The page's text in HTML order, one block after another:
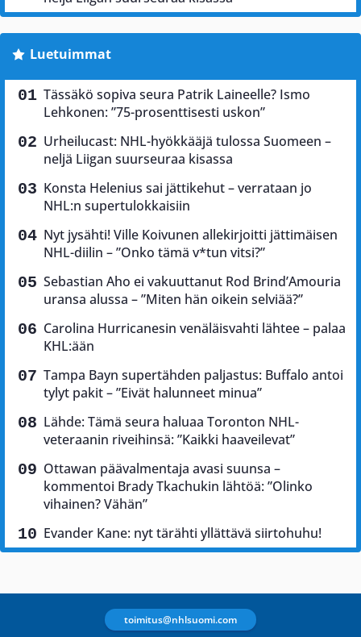
Luetuimmat
Tässäkö sopiva seura Patrik Laineelle? Ismo
Lehkonen: ”75-prosenttisesti uskon”
Urheilucast: NHL-hyökkääjä tulossa Suomeen –
neljä Liigan suurseuraa kisassa
Konsta Helenius sai jättikehut – verrataan jo
NHL:n supertulokkaisiin
Nyt jysähti! Ville Koivunen allekirjoitti jättimäisen
NHL-diilin – ”Onko tämä v*tun vitsi?”
Sebastian Aho ei vakuuttanut Rod Brind’Amouria
uransa alussa – ”Miten hän oikein selviää?”
Carolina Hurricanesin venäläisvahti lähtee – palaa
KHL:ään
Tampa Bayn supertähden paljastus: Buffalo antoi
tylyt pakit – ”Eivät halunneet minua”
Lähde: Tämä seura haluaa Toronton NHL-
veteraanin riveihinsä: ”Kaikki haaveilevat”
Ottawan päävalmentaja avasi suunsa –
kommentoi Brady Tkachukin lähtöä: ”Olinko
vihainen? Vähän”
Evander Kane: nyt tärähti yllättävä siirtohuhu!
toimitus@nhlsuomi.com